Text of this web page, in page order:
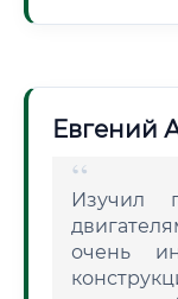
Евгений
Изучил
очень